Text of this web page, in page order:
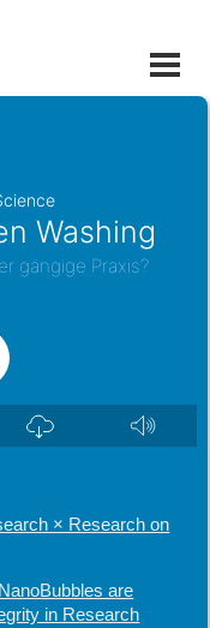
× Research on
are
in Research